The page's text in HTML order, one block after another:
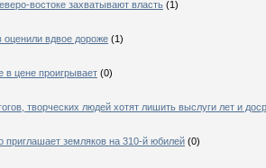
востоке захватывают власть (1)
оценили вдвое дороже (1)
в цене проигрывает (0)
творческих людей хотят лишить выслуги лет и
приглашает земляков на 310-й юбилей (0)